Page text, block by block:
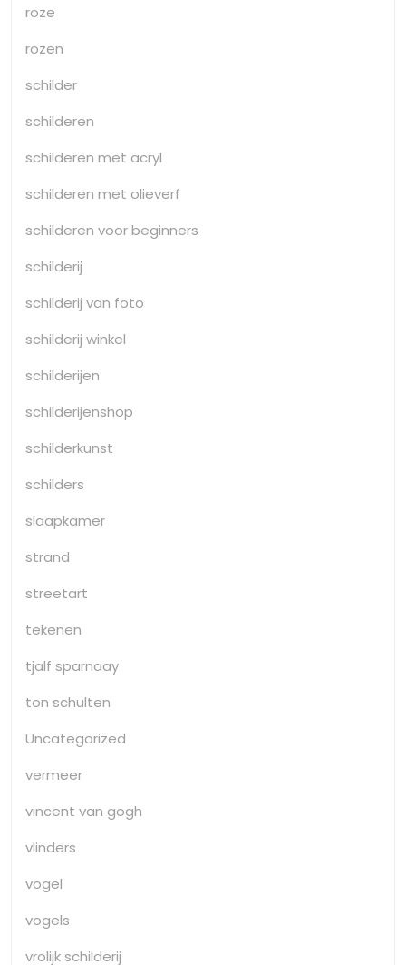
roze
rozen
schilder
schilderen
schilderen met acryl
schilderen met olieverf
schilderen voor beginners
schilderij
schilderij van foto
schilderij winkel
schilderijen
schilderijenshop
schilderkunst
schilders
slaapkamer
strand
streetart
tekenen
tjalf sparnaay
ton schulten
Uncategorized
vermeer
vincent van gogh
vlinders
vogel
vogels
vrolijk schilderij